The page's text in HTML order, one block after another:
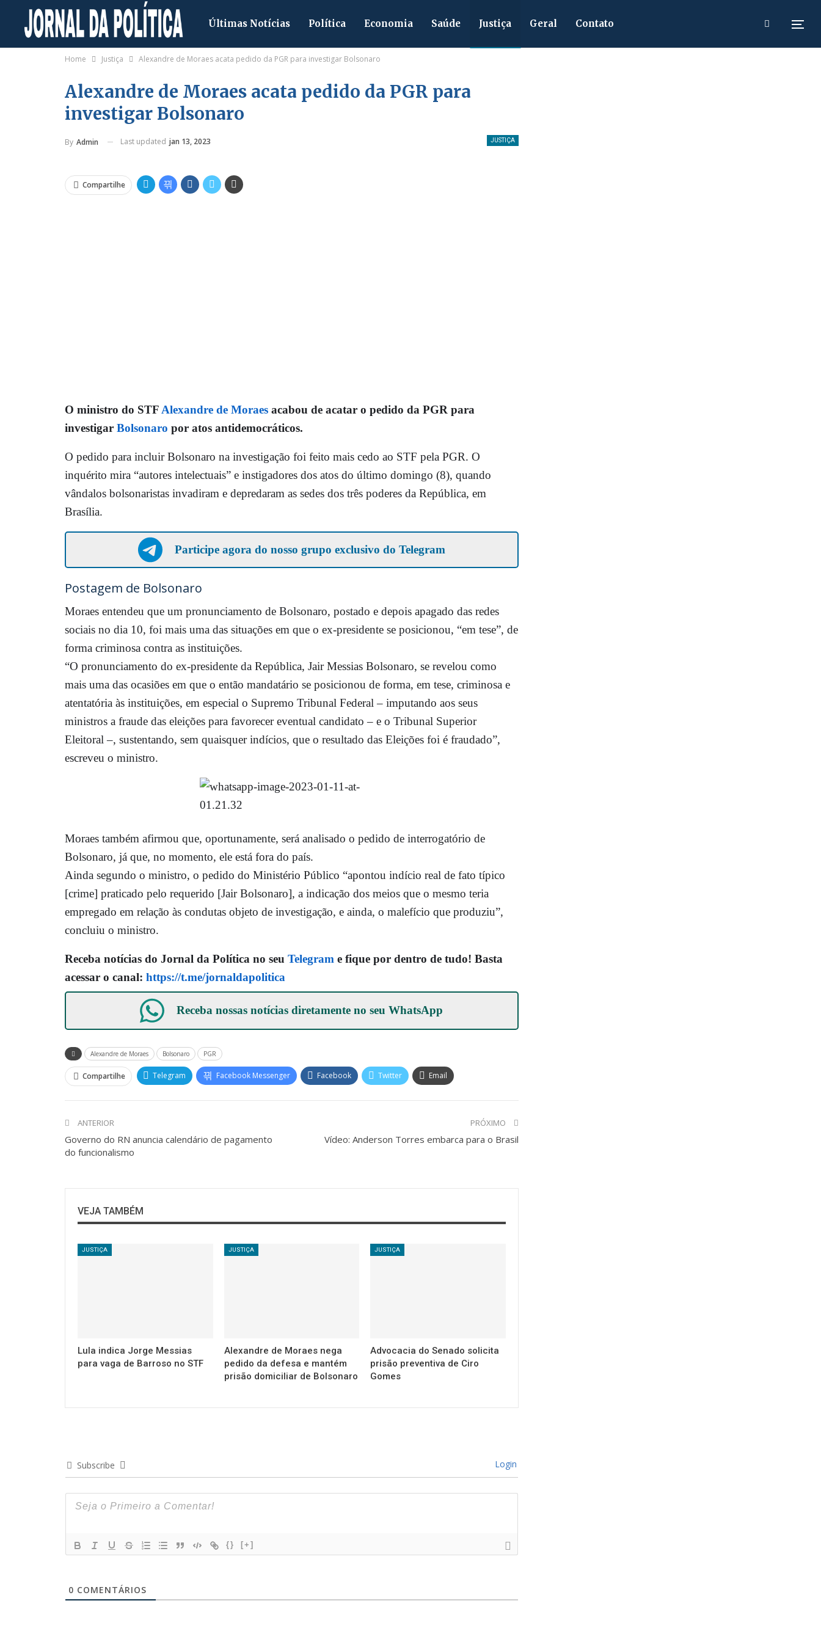
Últimas Notícias Política Economia Saúde Justiça Geral Contato
Home Justiça Alexandre de Moraes acata pedido da PGR para investigar Bolsonaro
Alexandre de Moraes acata pedido da PGR para
investigar Bolsonaro
JUSTIÇA
By Admin Last updated jan 13, 2023
Compartilhe
O ministro do STFAlexandre de Moraes acabou de acatar o pedido da PGR para
investigar Bolsonaro por atos antidemocráticos.
O pedido para incluir Bolsonaro na investigação foi feito mais cedo ao STF pela PGR. O
inquérito mira “autores intelectuais” e instigadores dos atos do último domingo (8), quando
vândalos bolsonaristas invadiram e depredaram as sedes dos três poderes da República, em
Brasília.
Participe agora do nosso grupo exclusivo do Telegram
Postagem de Bolsonaro
Moraes entendeu que um pronunciamento de Bolsonaro, postado e depois apagado das redes
sociais no dia 10, foi mais uma das situações em que o ex-presidente se posicionou, “em tese”, de
forma criminosa contra as instituições.
“O pronunciamento do ex-presidente da República, Jair Messias Bolsonaro, se revelou como
mais uma das ocasiões em que o então mandatário se posicionou de forma, em tese, criminosa e
atentatória às instituições, em especial o Supremo Tribunal Federal – imputando aos seus
ministros a fraude das eleições para favorecer eventual candidato – e o Tribunal Superior
Eleitoral –, sustentando, sem quaisquer indícios, que o resultado das Eleições foi é fraudado”,
escreveu o ministro.
Moraes também afirmou que, oportunamente, será analisado o pedido de interrogatório de
Bolsonaro, já que, no momento, ele está fora do país.
Ainda segundo o ministro, o pedido do Ministério Público “apontou indício real de fato típico
[crime] praticado pelo requerido [Jair Bolsonaro], a indicação dos meios que o mesmo teria
empregado em relação às condutas objeto de investigação, e ainda, o malefício que produziu”,
concluiu o ministro.
Receba notícias do Jornal da Política no seu Telegram e fique por dentro de tudo! Basta
acessar o canal: https://t.me/jornaldapolitica
Receba nossas notícias diretamente no seuWhatsApp
Alexandre de Moraes Bolsonaro PGR
Compartilhe Telegram Facebook Messenger Facebook Twitter Email
ANTERIOR
Governo do RN anuncia calendário de pagamento
do funcionalismo
PRÓXIMO
Vídeo: Anderson Torres embarca para o Brasil
VEJA TAMBÉM
JUSTIÇA
Lula indica Jorge Messias
para vaga de Barroso no STF
JUSTIÇA
Alexandre de Moraes nega
pedido da defesa e mantém
prisão domiciliar de Bolsonaro
JUSTIÇA
Advocacia do Senado solicita
prisão preventiva de Ciro
Gomes
Subscribe Login
{} [+]
0 COMENTÁRIOS